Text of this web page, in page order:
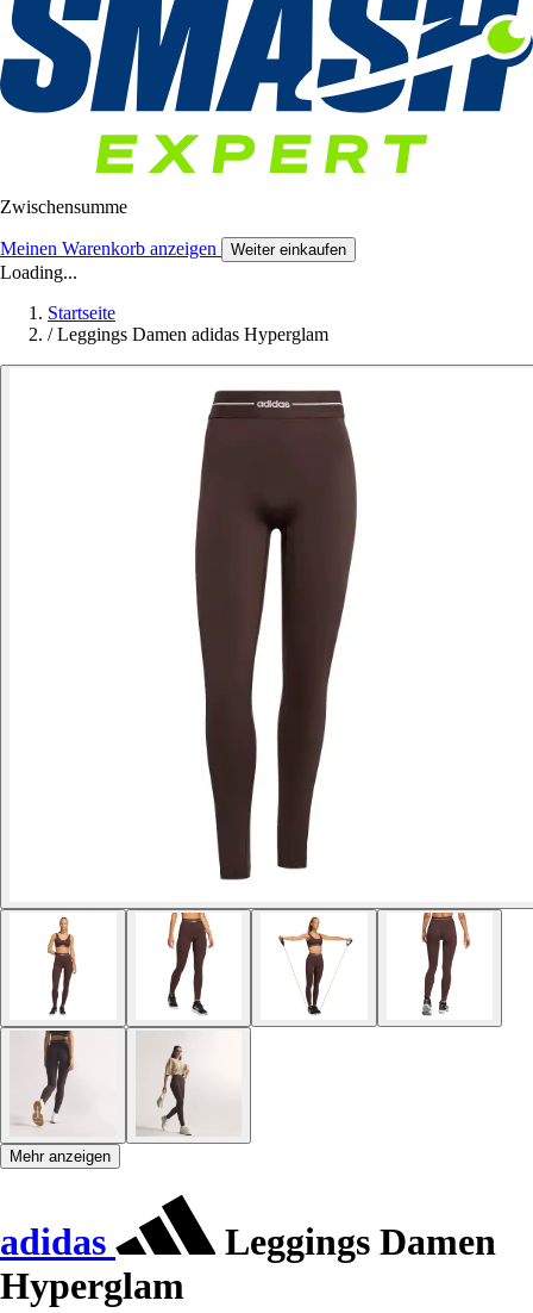
Zwischensumme
Meinen Warenkorb anzeigen Weiter einkaufen
Loading...
Startseite
/ Leggings Damen adidas Hyperglam
Mehr anzeigen
adidas
Leggings Damen
Hyperglam